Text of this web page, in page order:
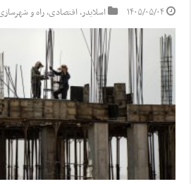
۱۴۰۵/۰۵/۰۴ اسلایدر,اقتصادی,راه و